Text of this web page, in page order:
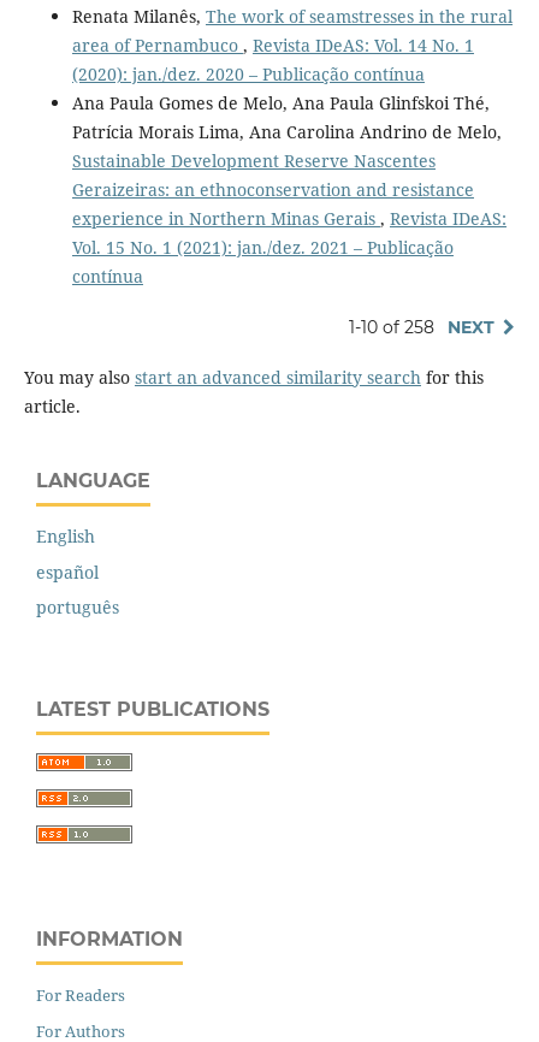
Renata Milanês, The work of seamstresses in the rural
area of Pernambuco , Revista IDeAS: Vol. 14 No. 1
(2020): jan./dez. 2020 – Publicação contínua
Ana Paula Gomes de Melo, Ana Paula Glinfskoi Thé,
Patrícia Morais Lima, Ana Carolina Andrino de Melo,
Sustainable Development Reserve Nascentes
Geraizeiras: an ethnoconservation and resistance
experience in Northern Minas Gerais , Revista IDeAS:
Vol. 15 No. 1 (2021): jan./dez. 2021 – Publicação
contínua
1-10 of 258 NEXT
You may also start an advanced similarity search for this
article.
LANGUAGE
English
español
português
LATEST PUBLICATIONS
INFORMATION
For Readers
For Authors